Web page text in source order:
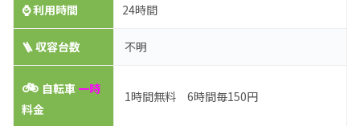
⌚利用時間 24時間
🪜 収容台数 不明
🚲 自転車 一時
料金
1時間無料 6時間毎150円